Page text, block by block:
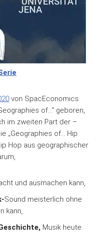
von SpacEconomics
of…“ geboren,
im zweiten Part der –
„Geographies of… Hip
Hop aus geographischer
und ausmachen kann,
Sound meisterlich ohne
kann,
Musik heute